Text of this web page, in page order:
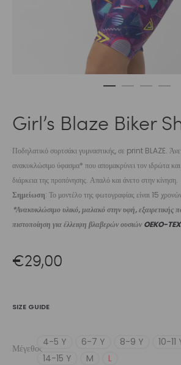
Girl’s Blaze Biker
Ποδηλατικό σορτσάκι γυμναστικής, σε print BLAZE.
ανακυκλώσιμο ύφασμα* που απομακρύνει τον ιδρώτα και
διάρκεια της προπόνησης. Απαλό και άνετο στην κίνηση.
Σημείωση: Το μοντέλο της φωτογραφίας είναι 15
*Ανακυκλώσιμο υλικό, μαλακό στην υφή, εξαιρετικής
πιστοποίηση για έλλειψη βλαβερών ουσιών OEKO-
€29,00
SIZE GUIDE
Μέγεθος
4-5 Y 6-7 Y 8-9 Y 10-11
14-15 Y
M L